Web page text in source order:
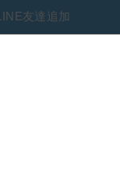
友達追加